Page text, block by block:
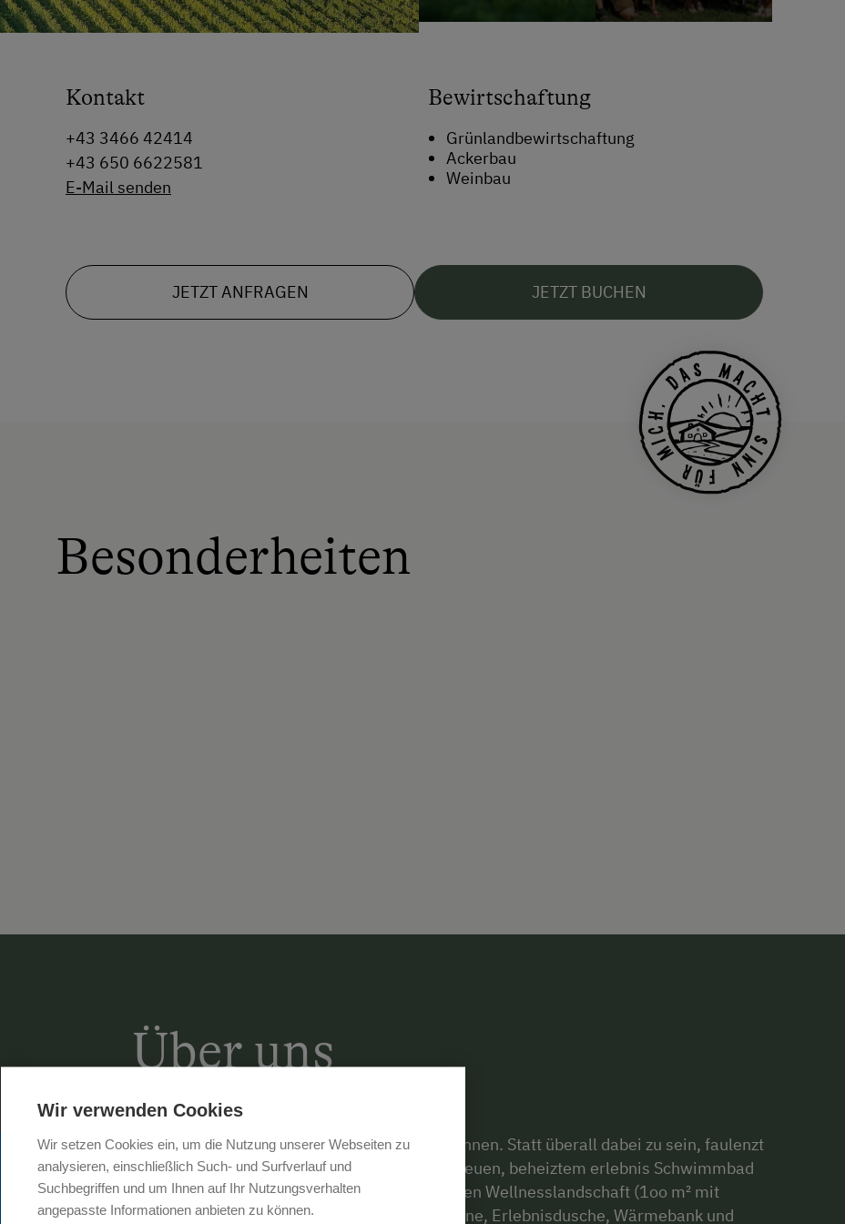
Kontakt
+43 3466 42414
+43 650 6622581
E-Mail senden
Bewirtschaftung
Grünlandbewirtschaftung
Ackerbau
Weinbau
JETZT ANFRAGEN JETZT BUCHEN
Besonderheiten
Über uns
Statt immer zu lächeln, einmal auch zu gähnen. Statt überall dabei zu sein, faulenzt
man auf der Liegewiese neben unserem neuen, beheiztem erlebnis Schwimmbad
mit Blick in die Weinberge oder in der neuen Wellnesslandschaft (1oo m² mit
Finnischer Sauna, Dampfbad, Infrarotkabine, Erlebnisdusche, Wärmebank und
Wir verwenden Cookies
Wir setzen Cookies ein, um die Nutzung unserer Webseiten zu
analysieren, einschließlich Such- und Surfverlauf und
Suchbegriffen und um Ihnen auf Ihr Nutzungsverhalten
angepasste Informationen anbieten zu können.